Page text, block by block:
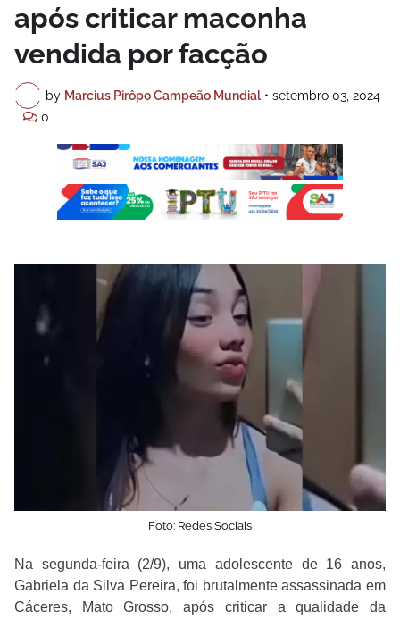
após criticar maconha
vendida por facção
by Marcius Pirôpo Campeão Mundial • setembro 03, 2024
0
Foto: Redes Sociais
Na segunda-feira (2/9), uma adolescente de 16 anos,
Gabriela da Silva Pereira, foi brutalmente assassinada em
Cáceres, Mato Grosso, após criticar a qualidade da